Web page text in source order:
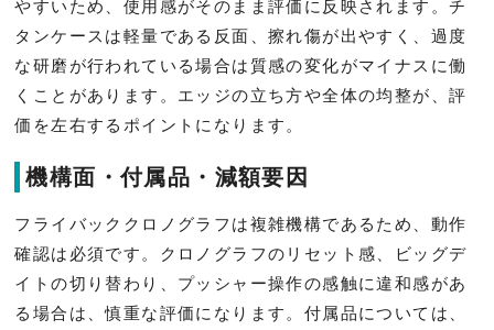
やすいため、使用感がそのまま評価に反映されます。チ
タンケースは軽量である反面、擦れ傷が出やすく、過度
な研磨が行われている場合は質感の変化がマイナスに働
くことがあります。エッジの立ち方や全体の均整が、評
価を左右するポイントになります。
機構面・付属品・減額要因
フライバッククロノグラフは複雑機構であるため、動作
確認は必須です。クロノグラフのリセット感、ビッグデ
イトの切り替わり、プッシャー操作の感触に違和感があ
る場合は、慎重な評価になります。付属品については、